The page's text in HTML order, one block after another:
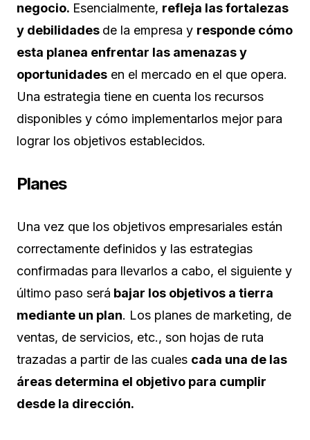
negocio. Esencialmente, refleja las fortalezas
y debilidades de la empresa y responde cómo
esta planea enfrentar las amenazas y
oportunidades en el mercado en el que opera.
Una estrategia tiene en cuenta los recursos
disponibles y cómo implementarlos mejor para
lograr los objetivos establecidos.
Planes
Una vez que los objetivos empresariales están
correctamente definidos y las estrategias
confirmadas para llevarlos a cabo, el siguiente y
último paso será bajar los objetivos a tierra
mediante un plan. Los planes de marketing, de
ventas, de servicios, etc., son hojas de ruta
trazadas a partir de las cuales cada una de las
áreas determina el objetivo para cumplir
desde la dirección.